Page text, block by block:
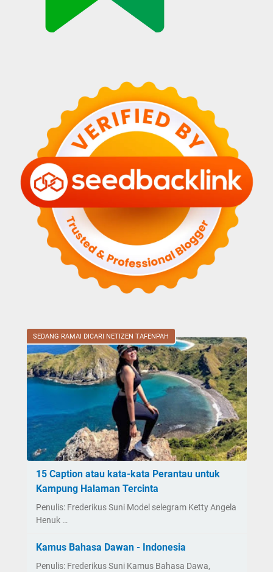
SEDANG RAMAI DICARI NETIZEN TAFENPAH
15 Caption atau kata-kata Perantau untuk
Kampung Halaman Tercinta
Penulis: Frederikus Suni Model selegram Ketty Angela
Henuk …
Kamus Bahasa Dawan - Indonesia
Penulis: Frederikus Suni Kamus Bahasa Dawa,